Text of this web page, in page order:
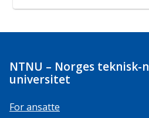
NTNU – Norges
universitet
For ansatte